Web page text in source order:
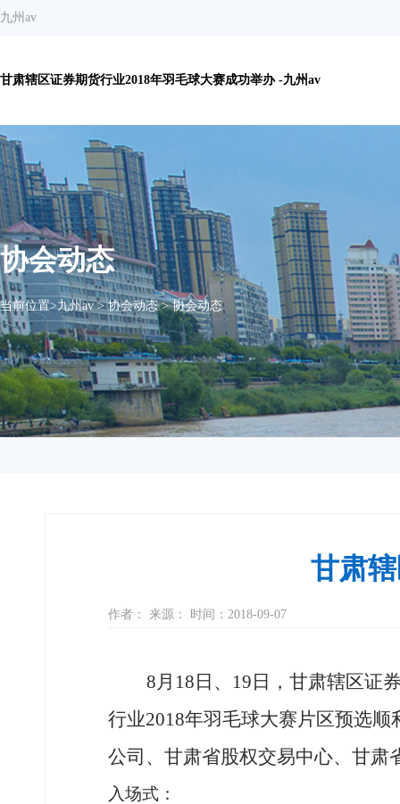
九州av
甘肃辖区证券期货行业2018年羽毛球大赛成功举办 -九州av
协会动态
当前位置>九州av>协会动态>协会动态
甘肃
作者： 来源： 时间：2018-09-07
8月18日、19日，甘肃辖区证
行业2018年羽毛球大赛片区预选
公司、甘肃省股权交易中心、甘肃
入场式：